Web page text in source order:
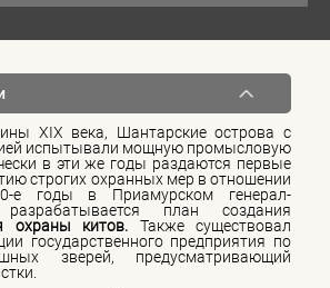
XIX века, Шантарские острова с
испытывали мощную промысловую
в эти же годы раздаются первые
строгих охранных мер в отношении
е годы в Приамурском генерал-
разрабатывается план создания
охраны китов. Также существовал
государственного предприятия по
зверей, предусматривающий